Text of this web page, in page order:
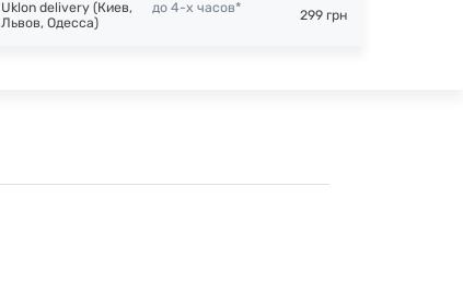
Uklon delivery (Киев,
Львов, Одесса)
до 4-х часов* 299 грн